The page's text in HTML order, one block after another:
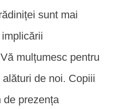
sunt mai
mulțumesc pentru
de noi. Copiii
de prezența